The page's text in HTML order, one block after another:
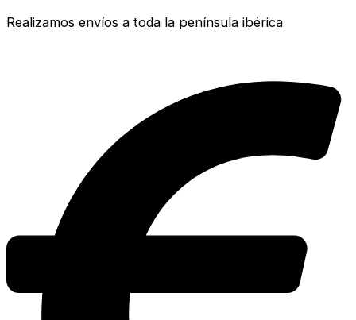
Realizamos envíos a toda la península ibérica